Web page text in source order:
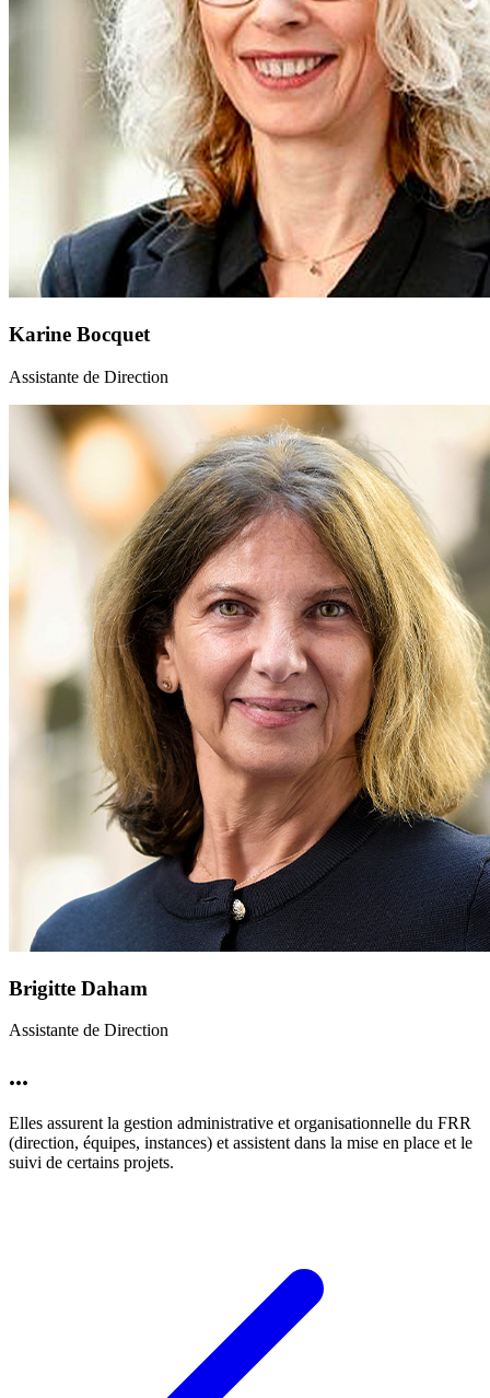
Karine Bocquet
Assistante de Direction
Brigitte Daham
Assistante de Direction
...
Elles assurent la gestion administrative et organisationnelle du FRR
(direction, équipes, instances) et assistent dans la mise en place et le
suivi de certains projets.